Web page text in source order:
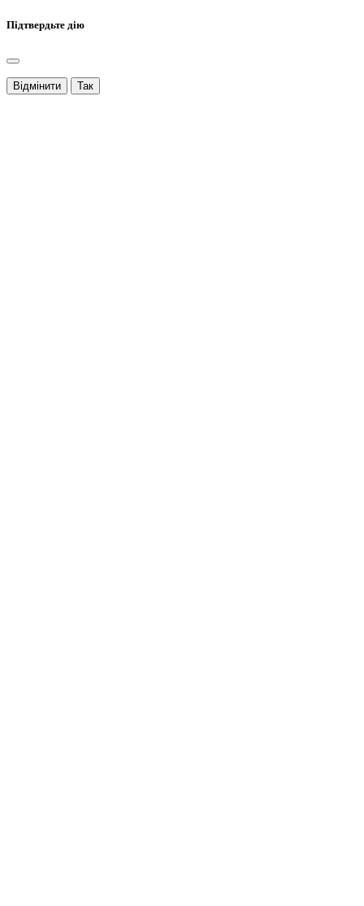
Підтвердьте дію
Відмінити Так